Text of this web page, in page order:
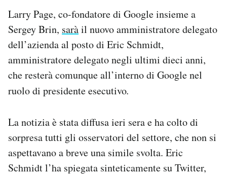
I MIEI PREFERITI
SHOP
Area Personale
Newsletter
Notifiche mobile
Larry Page, co-fondatore di Google insieme a
Sergey Brin, saràil nuovo amministratore delegato
dell’azienda al posto di Eric Schmidt,
amministratore delegato negli ultimi dieci anni,
che resterà comunque all’interno di Google nel
ruolo di presidente esecutivo.
La notizia è stata diffusa ieri sera e ha colto di
sorpresa tutti gli osservatori del settore, che non si
aspettavano a breve una simile svolta. Eric
Schmidt l’ha spiegata sinteticamente su Twitter,